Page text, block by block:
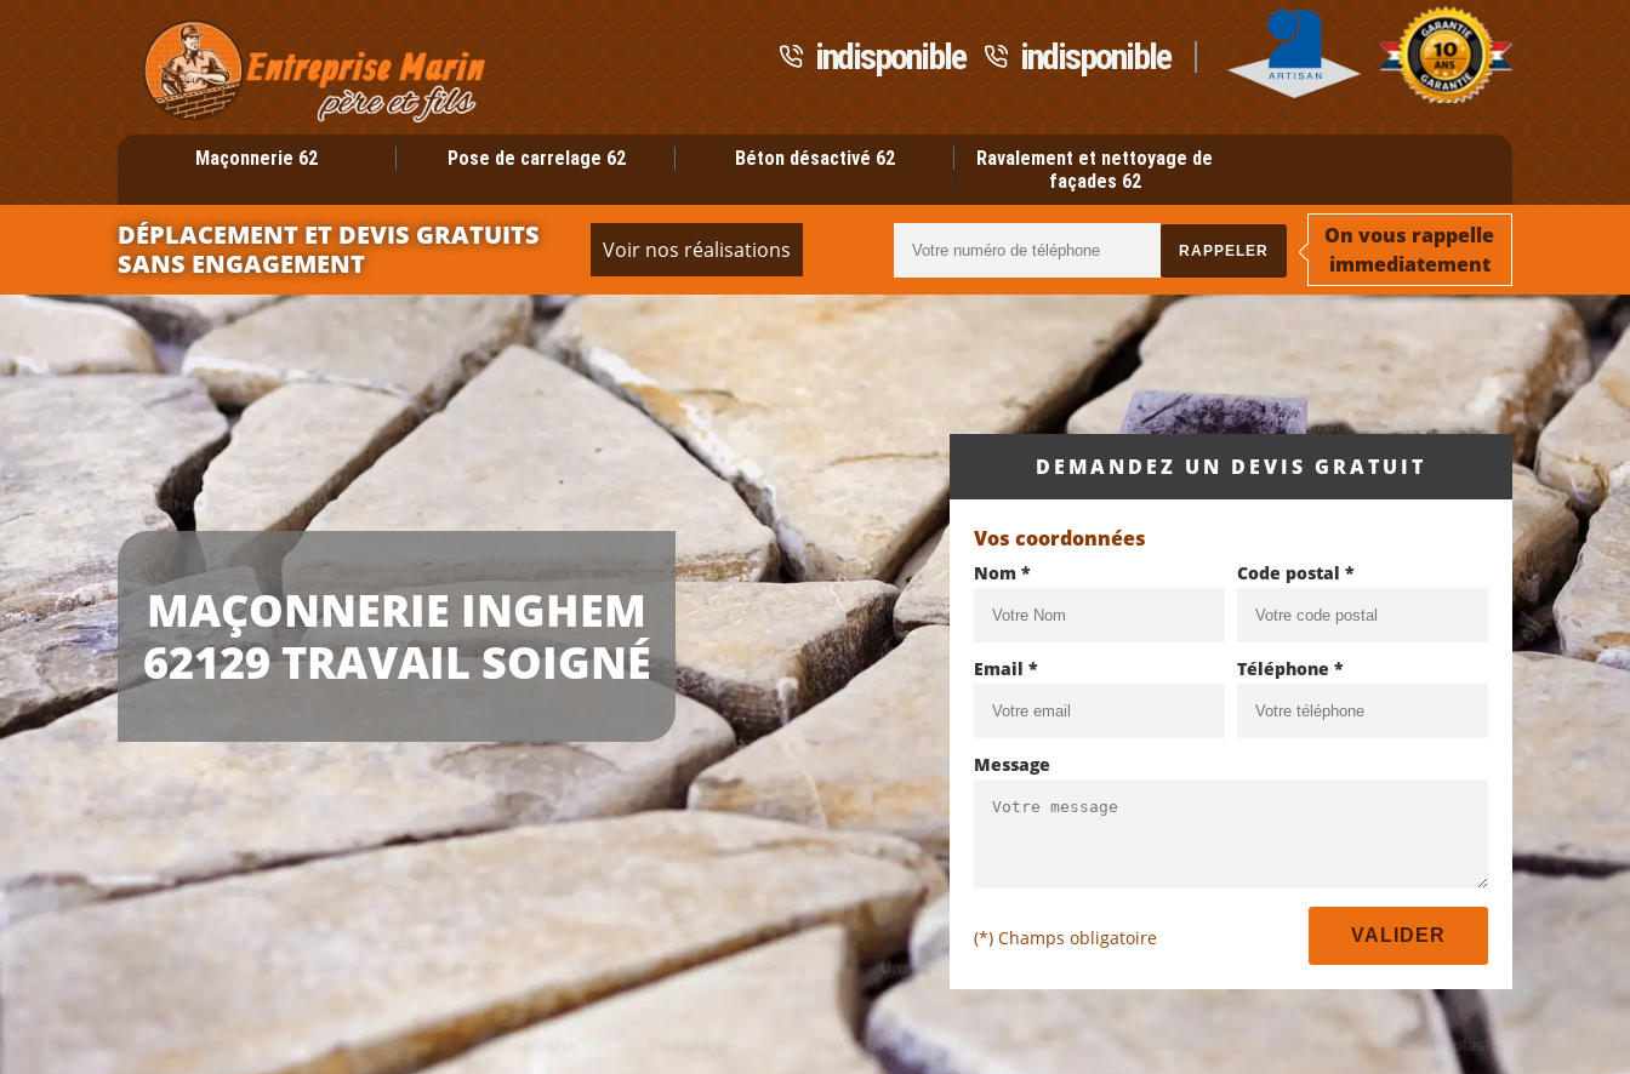
indisponible indisponible
Maçonnerie 62 Pose de carrelage 62 Béton désactivé 62
Ravalement et nettoyage de
façades 62
DÉPLACEMENT ET DEVIS GRATUITS
SANS ENGAGEMENT
Voir nos réalisations
On vous rappelle
immediatement
MAÇONNERIE INGHEM
62129 TRAVAIL SOIGNÉ
DEMANDEZ UN DEVIS GRATUIT
Vos coordonnées
Nom * Code postal *
Email * Téléphone *
Message
(*) Champs obligatoire